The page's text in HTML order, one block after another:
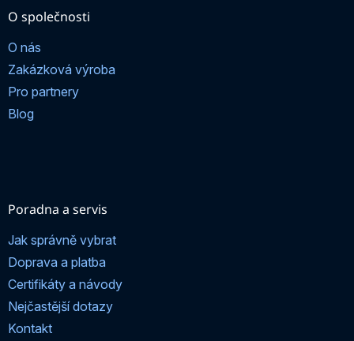
O společnosti
O nás
Zakázková výroba
Pro partnery
Blog
Poradna a servis
Jak správně vybrat
Doprava a platba
Certifikáty a návody
Nejčastější dotazy
Kontakt